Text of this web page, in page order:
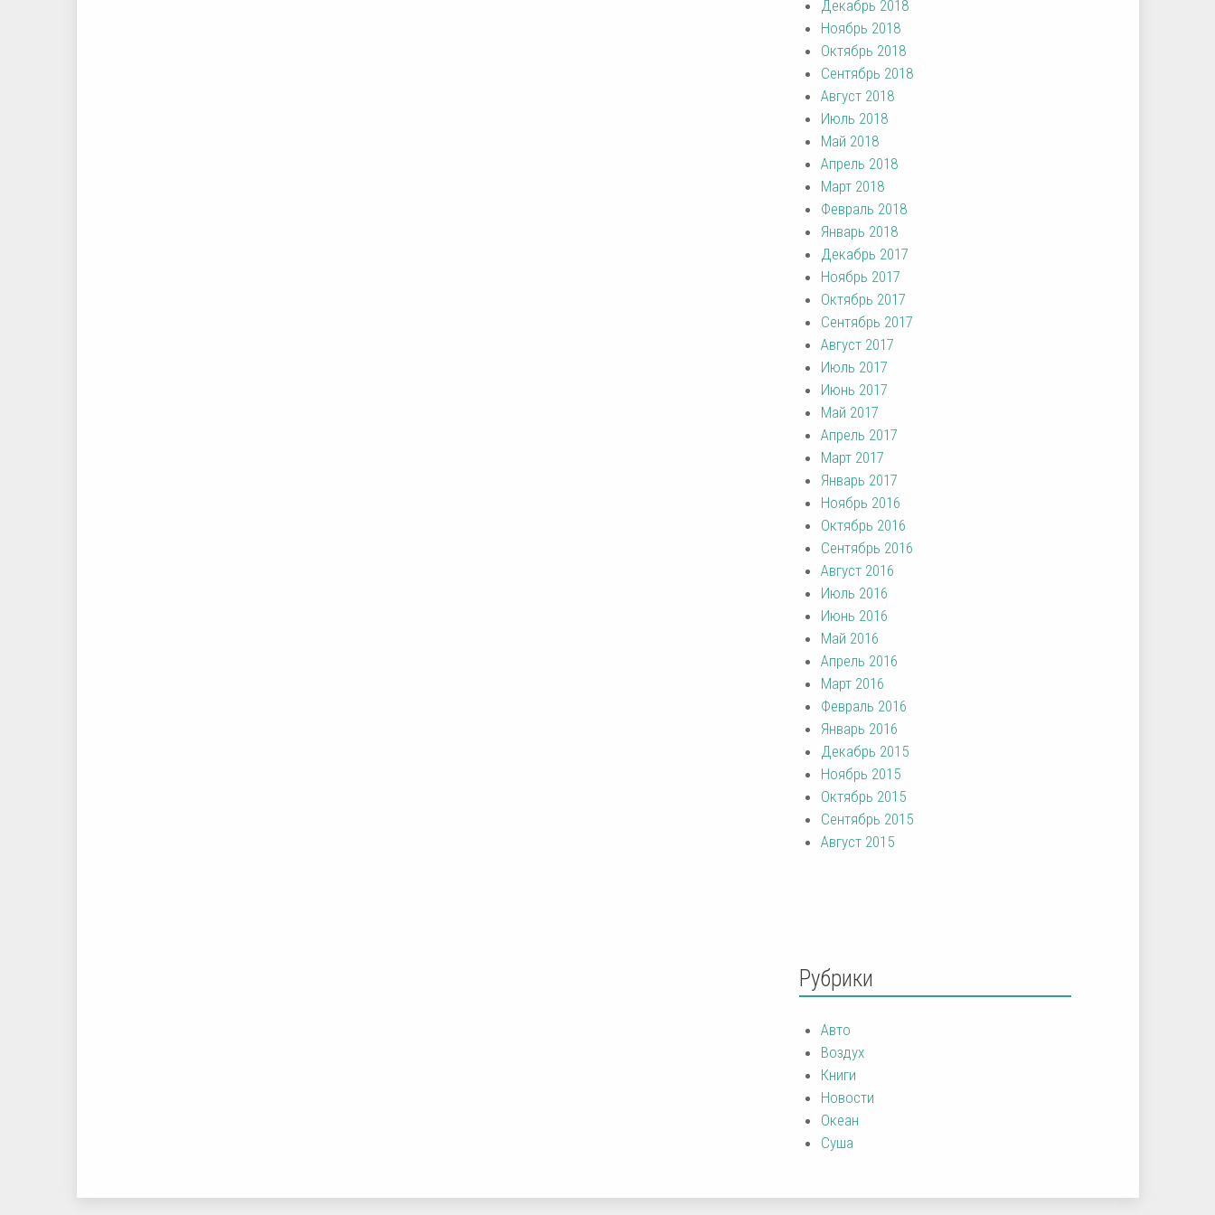
Декабрь 2018
Ноябрь 2018
Октябрь 2018
Сентябрь 2018
Август 2018
Июль 2018
Май 2018
Апрель 2018
Март 2018
Февраль 2018
Январь 2018
Декабрь 2017
Ноябрь 2017
Октябрь 2017
Сентябрь 2017
Август 2017
Июль 2017
Июнь 2017
Май 2017
Апрель 2017
Март 2017
Январь 2017
Ноябрь 2016
Октябрь 2016
Сентябрь 2016
Август 2016
Июль 2016
Июнь 2016
Май 2016
Апрель 2016
Март 2016
Февраль 2016
Январь 2016
Декабрь 2015
Ноябрь 2015
Октябрь 2015
Сентябрь 2015
Август 2015
Рубрики
Авто
Воздух
Книги
Новости
Океан
Суша